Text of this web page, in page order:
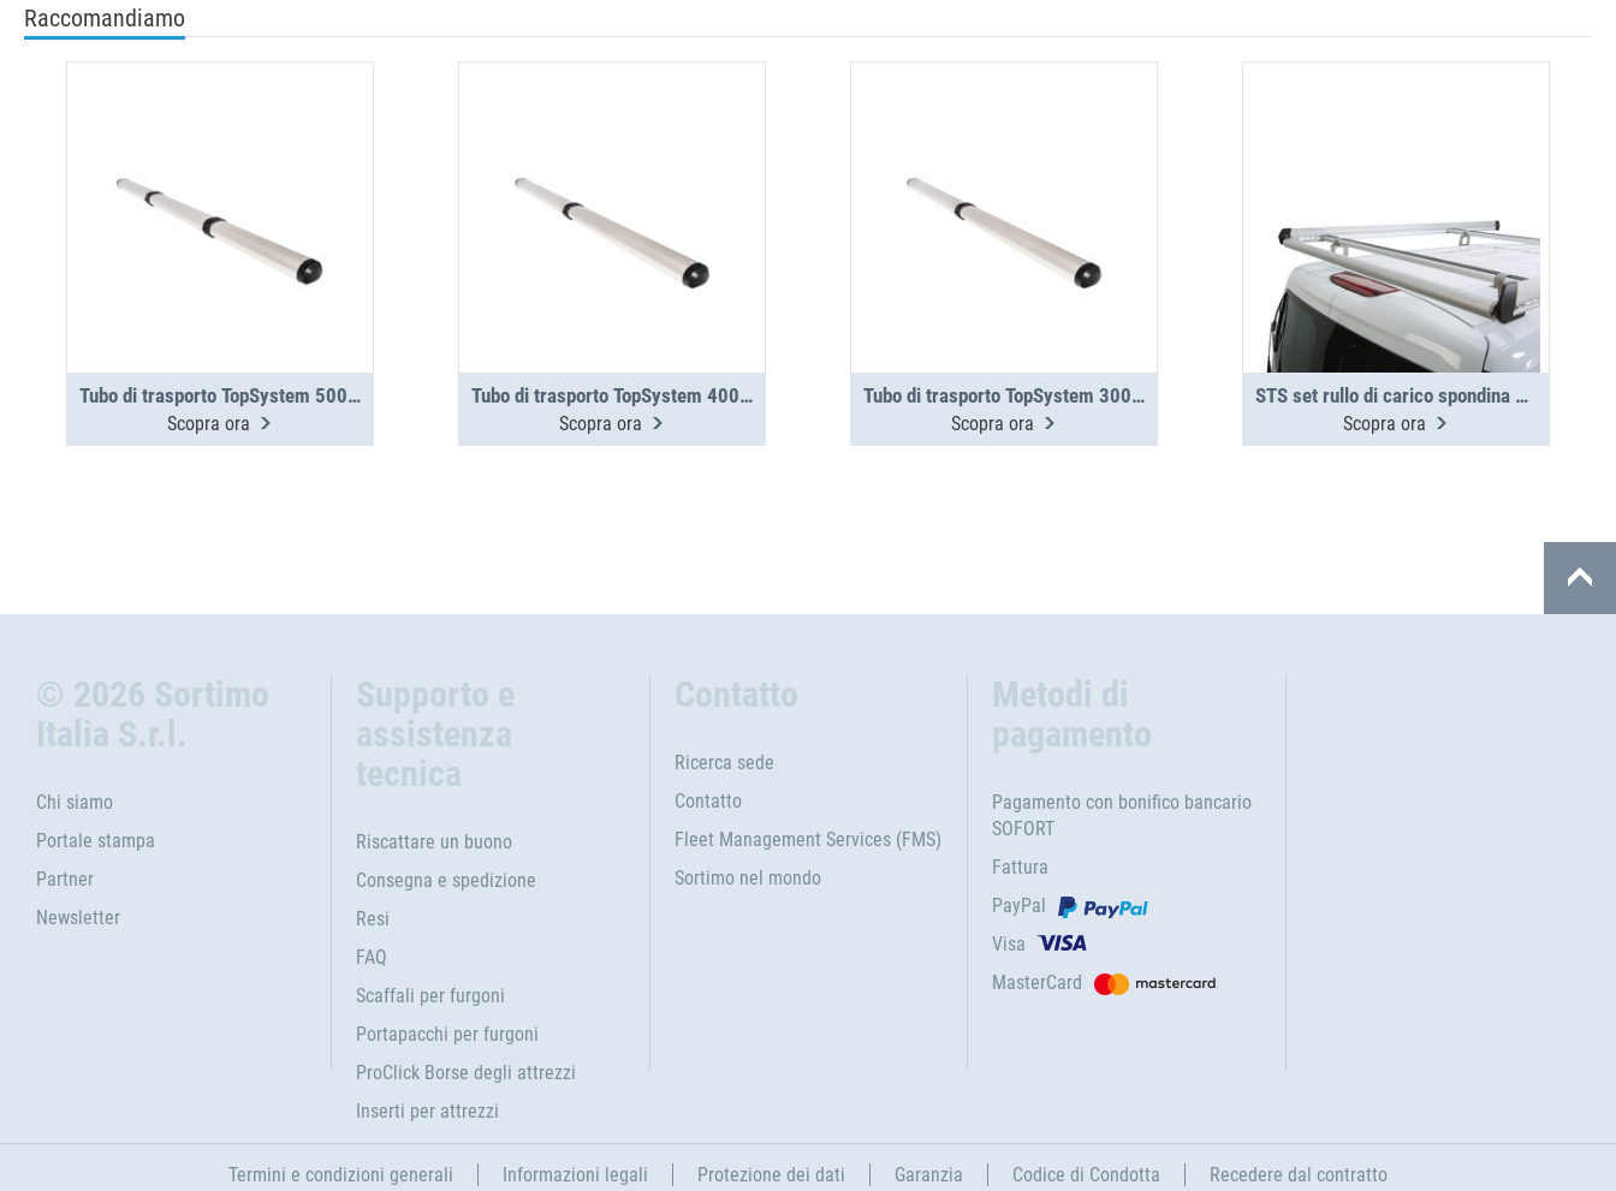
Raccomandiamo
Tubo di trasporto TopSystem 5000 mm, in 3 parti
Scopra ora
Tubo di trasporto TopSystem 4000 mm, in 2 parti
Scopra ora
Tubo di trasporto TopSystem 3000 mm, in 2 parti
Scopra ora
STS set rullo di carico spondina 1650
Scopra ora
© 2026 Sortimo
Italia S.r.l.
Chi siamo
Portale stampa
Partner
Newsletter
Supporto e
assistenza
tecnica
Riscattare un buono
Consegna e spedizione
Resi
FAQ
Scaffali per furgoni
Portapacchi per furgoni
ProClick Borse degli attrezzi
Inserti per attrezzi
Contatto
Ricerca sede
Contatto
Fleet Management Services (FMS)
Sortimo nel mondo
Metodi di
pagamento
Pagamento con bonifico bancario
SOFORT
Fattura
PayPal
Visa
MasterCard
Termini e condizioni generali Informazioni legali Protezione dei dati Garanzia Codice di Condotta Recedere dal contratto